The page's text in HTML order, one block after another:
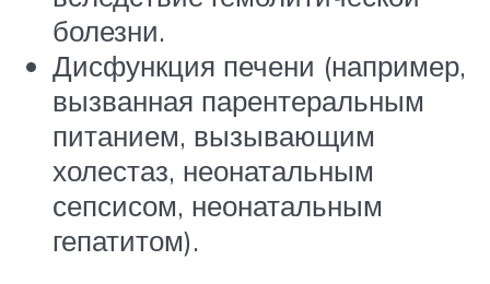
болезни.
Дисфункция печени (например,
вызванная парентеральным
питанием, вызывающим
холестаз, неонатальным
сепсисом, неонатальным
гепатитом).